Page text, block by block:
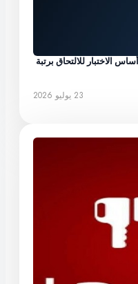
الاختبار للالتحاق برتبة
23 يوليو 2026